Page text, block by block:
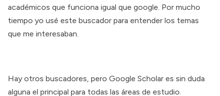
académicos que funciona igual que google. Por mucho
tiempo yo usé este buscador para entender los temas
que me interesaban.
Hay otros buscadores, pero Google Scholar es sin duda
alguna el principal para todas las áreas de estudio.